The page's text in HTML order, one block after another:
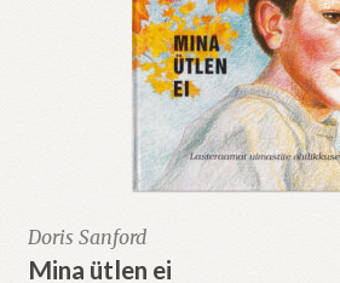
Doris Sanford
Mina ütlen ei